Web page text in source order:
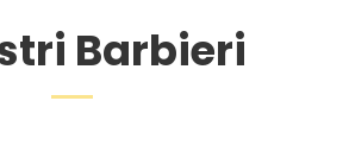
Barbieri